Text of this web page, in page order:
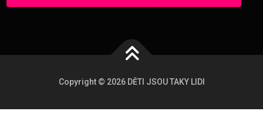
Copyright © 2026 DĚTI JSOU TAKY LIDI